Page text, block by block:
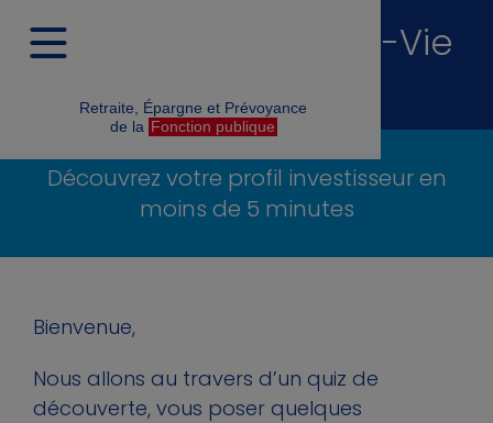
Retraite, Épargne et Prévoyance
de la Fonction publique
Souscription Préfon-Vie
Responsable
Découvrez votre profil investisseur en
moins de 5 minutes
Bienvenue,
Nous allons au travers d’un quiz de
découverte, vous poser quelques